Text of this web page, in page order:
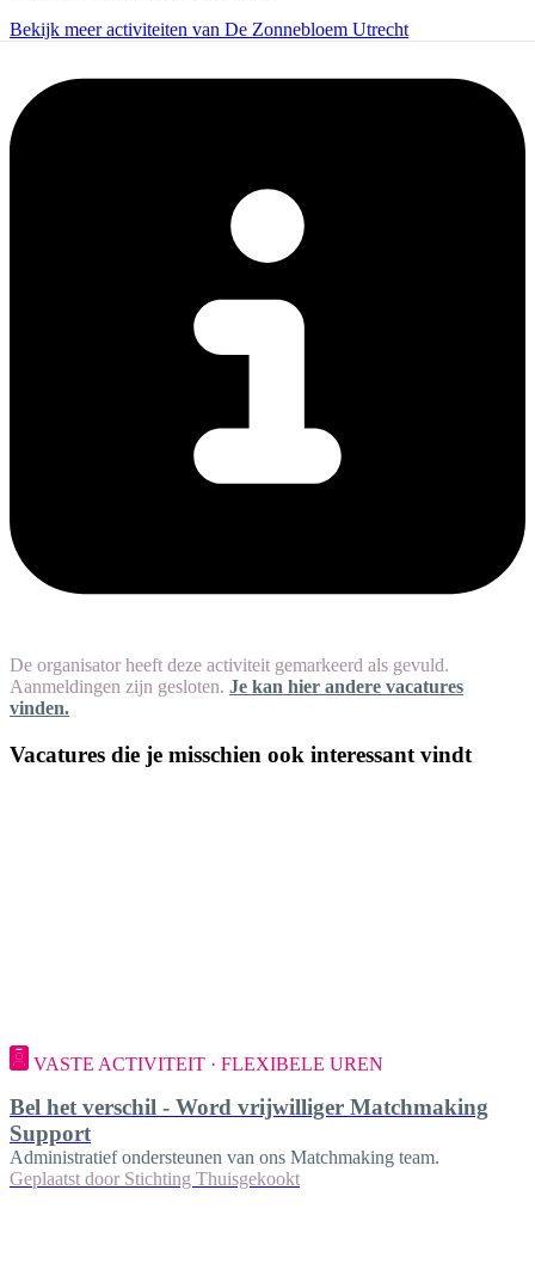
Bekijk meer activiteiten van De Zonnebloem Utrecht
De organisator heeft deze activiteit gemarkeerd als gevuld.
Aanmeldingen zijn gesloten. Je kan hier andere vacatures
vinden.
Vacatures die je misschien ook interessant vindt
VASTE ACTIVITEIT · FLEXIBELE UREN
Bel het verschil - Word vrijwilliger Matchmaking
Support
Administratief ondersteunen van ons Matchmaking team.
Geplaatst door Stichting Thuisgekookt